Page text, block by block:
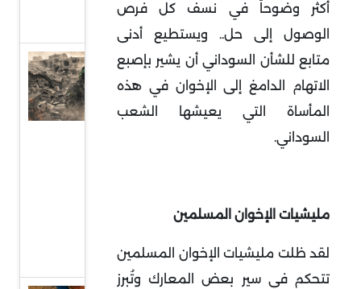
أكثر وضوحاً في نسف كل فرص
الوصول إلى حل.. ويستطيع أدنى
متابع للشأن السوداني أن يشير بإصبع
الاتهام الدامغ إلى الإخوان في هذه
المأساة التي يعيشها الشعب
السوداني.
مليشيات الإخوان المسلمين
لقد ظلت مليشيات الإخوان المسلمين
تتحكم في سير بعض المعارك وتُبرز
الدولية
حماس
وقطاع
غزة..
البقاء